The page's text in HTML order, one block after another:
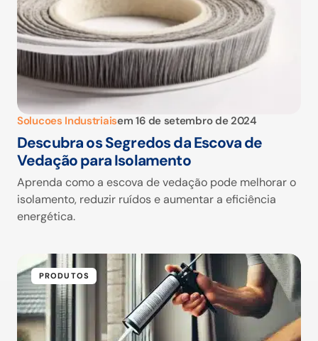
Solucoes Industriaisem 16 de setembro de 2024
Descubra os Segredos da Escova de
Vedação para Isolamento
Aprenda como a escova de vedação pode melhorar o
isolamento, reduzir ruídos e aumentar a eficiência
energética.
PRODUTOS